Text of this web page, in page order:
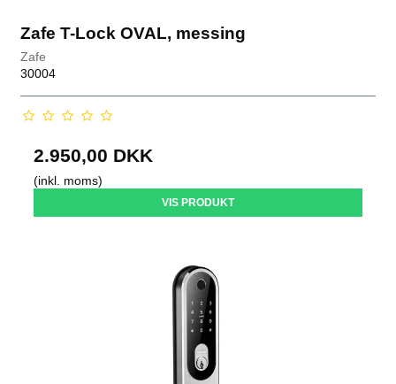
Zafe T-Lock OVAL, messing
Zafe
30004
2.950,00 DKK
(inkl. moms)
VIS PRODUKT